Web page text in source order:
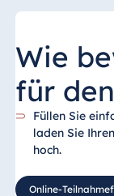
Wie
für
Füllen Sie
laden Sie
hoch.
Online-